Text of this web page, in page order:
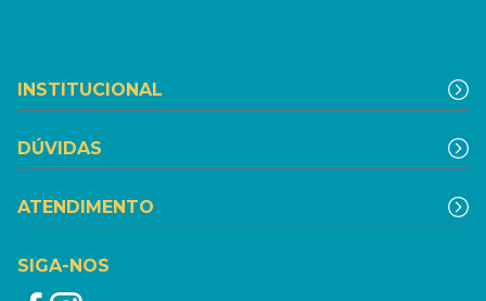
INSTITUCIONAL
DÚVIDAS
ATENDIMENTO
SIGA-NOS